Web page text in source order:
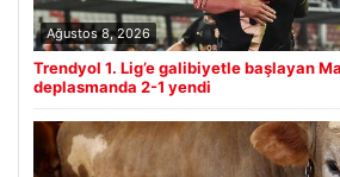
Ağustos 8, 2026
Trendyol 1. Lig’e galibiyetle başlayan
deplasmanda 2-1 yendi